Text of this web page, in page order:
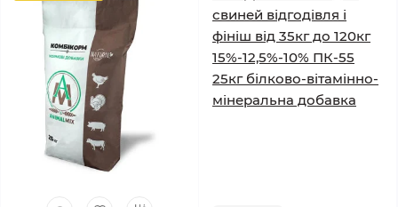
свиней відгодівля і
фініш від 35кг до 120кг
15%-12,5%-10% ПК-55
25кг білково-вітамінно-
мінеральна добавка